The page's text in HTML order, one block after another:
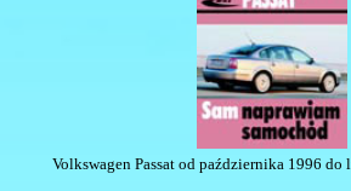
Volkswagen Passat od października 1996